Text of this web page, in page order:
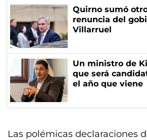
Quirno sumó
renuncia del
Villarruel
Un ministro de
que será
el año que viene
Las polémicas declaraciones